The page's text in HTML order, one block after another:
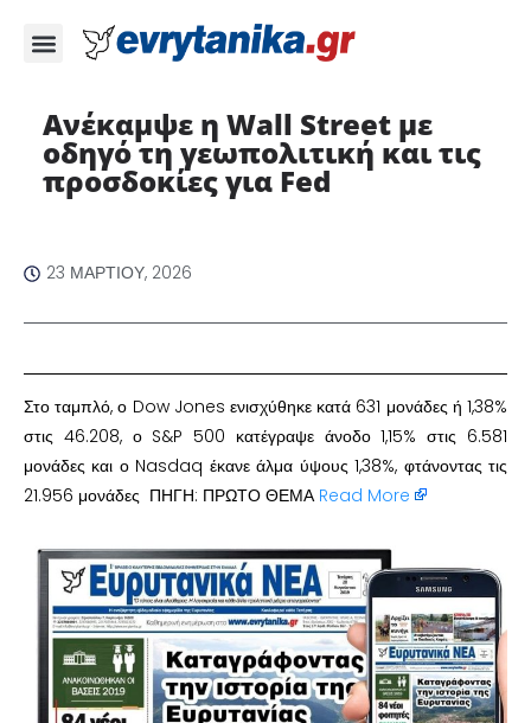
Ανέκαμψε η Wall Street με
οδηγό τη γεωπολιτική και τις
προσδοκίες για Fed
23 ΜΑΡΤΊΟΥ, 2026
Στο ταμπλό, ο Dow Jones ενισχύθηκε κατά 631 μονάδες ή 1,38%
στις 46.208, ο S&P 500 κατέγραψε άνοδο 1,15% στις 6.581
μονάδες και ο Nasdaq έκανε άλμα ύψους 1,38%, φτάνοντας τις
21.956 μονάδες ΠΗΓΗ: ΠΡΩΤΟ ΘΕΜΑ Read More